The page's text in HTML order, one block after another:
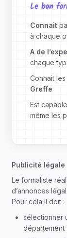
Le bon
Connait
à chaque
A de
chaque
Connait
Greffe
Est
même les
Publicité légale
Le formaliste
d’annonces
Pour cela il doit :
sélectionner
département